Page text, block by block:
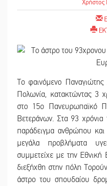
Χρήστος
Το φαινόμενο
Πολωνία, κατακτώντας 3
στο 15ο Πανευρωπαϊκό
Βετεράνων. Στα 93 χρόνια
παράδειγμα ανθρώπου
μεγάλα προβλήματα
συμμετείχε με την
διεξήχθη στην πόλη
άστρο του σπουδαίου